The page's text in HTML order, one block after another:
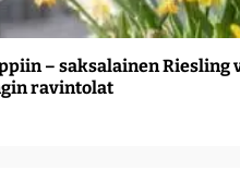
– saksalainen Riesling
ravintolat